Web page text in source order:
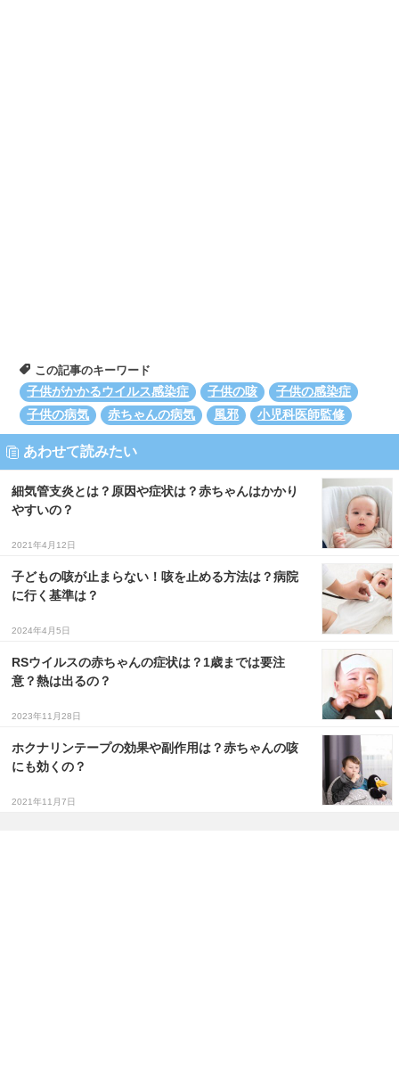
この記事のキーワード
子供がかかるウイルス感染症
子供の咳
子供の感染症
子供の病気
赤ちゃんの病気 風邪 小児科医師監修
あわせて読みたい
細気管支炎とは？原因や症状は？赤ちゃんはかかり
やすいの？
2021年4月12日
子どもの咳が止まらない！咳を止める方法は？病院
に行く基準は？
2024年4月5日
RSウイルスの赤ちゃんの症状は？1歳までは要注
意？熱は出るの？
2023年11月28日
ホクナリンテープの効果や副作用は？赤ちゃんの咳
にも効くの？
2021年11月7日